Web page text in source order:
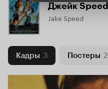
Джейк Speed
Jake Speed
Кадры 3 Постеры 2